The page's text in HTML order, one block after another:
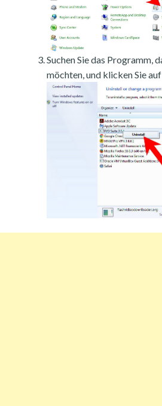
Suchen Sie das Programm,
möchten, und klicken Sie